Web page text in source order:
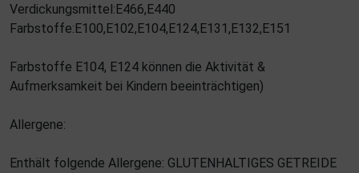
Verdickungsmittel:E466,E440
Farbstoffe:E100,E102,E104,E124,E131,E132,E151
Farbstoffe E104, E124 können die Aktivität &
Aufmerksamkeit bei Kindern beeinträchtigen)
Allergene:
Enthält folgende Allergene: GLUTENHALTIGES GETREIDE